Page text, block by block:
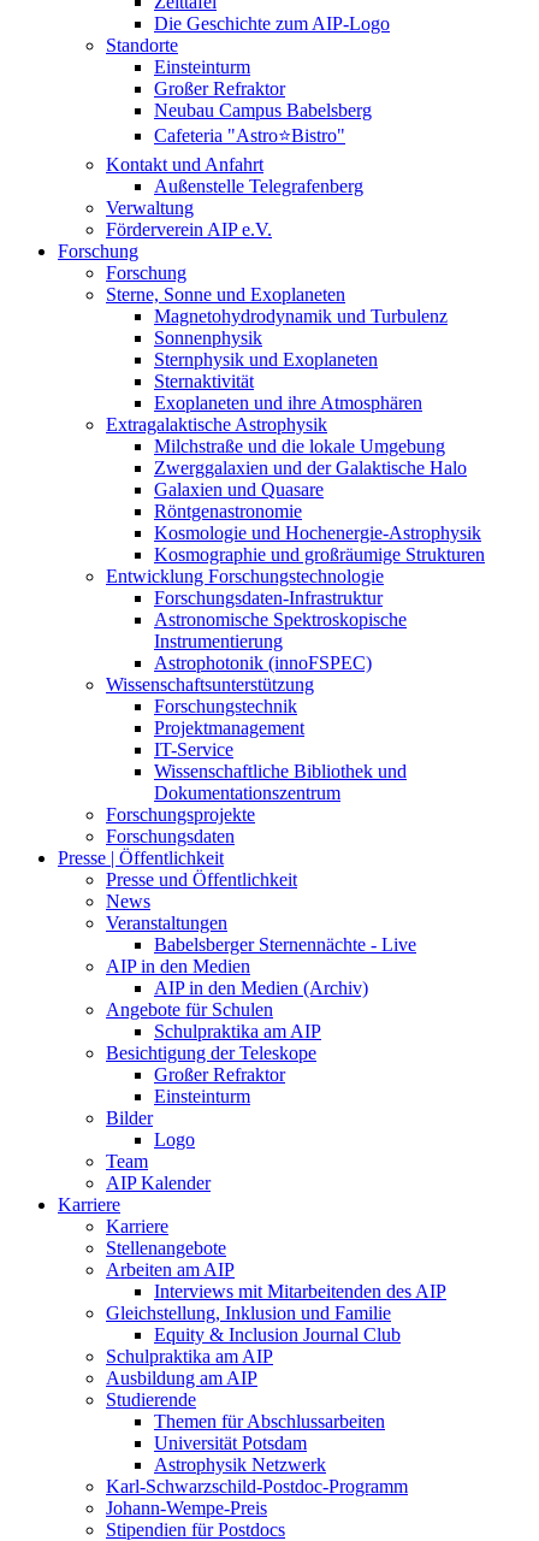
Die Geschichte zum AIP-Logo
Standorte
Einsteinturm
Großer Refraktor
Neubau Campus Babelsberg
Cafeteria "Astro⭐Bistro"
Kontakt und Anfahrt
Außenstelle Telegrafenberg
Verwaltung
Förderverein AIP e.V.
Forschung
Forschung
Sterne, Sonne und Exoplaneten
Magnetohydrodynamik und Turbulenz
Sonnenphysik
Sternphysik und Exoplaneten
Sternaktivität
Exoplaneten und ihre Atmosphären
Extragalaktische Astrophysik
Milchstraße und die lokale Umgebung
Zwerggalaxien und der Galaktische Halo
Galaxien und Quasare
Röntgenastronomie
Kosmologie und Hochenergie-Astrophysik
Kosmographie und großräumige Strukturen
Entwicklung Forschungstechnologie
Forschungsdaten-Infrastruktur
Astronomische Spektroskopische
Instrumentierung
Astrophotonik (innoFSPEC)
Wissenschaftsunterstützung
Forschungstechnik
Projektmanagement
IT-Service
Wissenschaftliche Bibliothek und
Dokumentationszentrum
Forschungsprojekte
Forschungsdaten
Presse | Öffentlichkeit
Presse und Öffentlichkeit
News
Veranstaltungen
Babelsberger Sternennächte - Live
AIP in den Medien
AIP in den Medien (Archiv)
Angebote für Schulen
Schulpraktika am AIP
Besichtigung der Teleskope
Großer Refraktor
Einsteinturm
Bilder
Logo
Team
AIP Kalender
Karriere
Karriere
Stellenangebote
Arbeiten am AIP
Interviews mit Mitarbeitenden des AIP
Gleichstellung, Inklusion und Familie
Equity & Inclusion Journal Club
Schulpraktika am AIP
Ausbildung am AIP
Studierende
Themen für Abschlussarbeiten
Universität Potsdam
Astrophysik Netzwerk
Karl-Schwarzschild-Postdoc-Programm
Johann-Wempe-Preis
Stipendien für Postdocs